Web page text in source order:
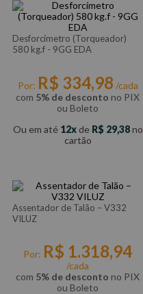
Desforcímetro (Torqueador)
580 kg.f - 9GG EDA
Por: R$ 334,98 /cada
com 5% de desconto no PIX
ou Boleto
Ou em até 12 de R$ 29,38no
cartão
Assentador de Talão – V332
VILUZ
Por: R$ 1.318,94
/cada
com 5% de desconto no PIX
ou Boleto